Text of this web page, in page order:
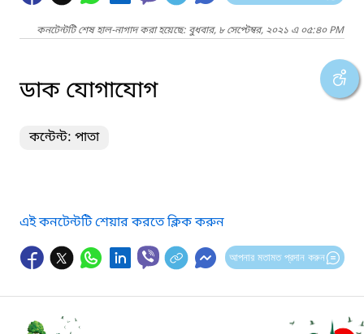
কনটেন্টটি শেষ হাল-নাগাদ করা হয়েছে: বুধবার, ৮ সেপ্টেম্বর, ২০২১ এ ০৫:৪০ PM
ডাক যোগাযোগ
কন্টেন্ট: পাতা
এই কনটেন্টটি শেয়ার করতে ক্লিক করুন
আপনার মতামত প্রদান করুন